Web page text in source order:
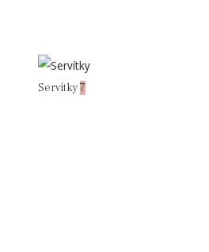
Servítky7